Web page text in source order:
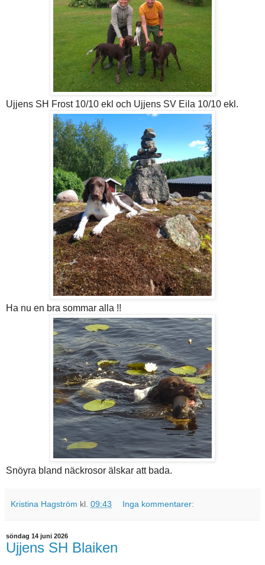
Ujjens SH Frost 10/10 ekl och Ujjens SV Eila 10/10 ekl.
Ha nu en bra sommar alla !!
Snöyra bland näckrosor älskar att bada.
Kristina Hagström kl. 09:43 Inga kommentarer:
söndag 14 juni 2026
Ujjens SH Blaiken